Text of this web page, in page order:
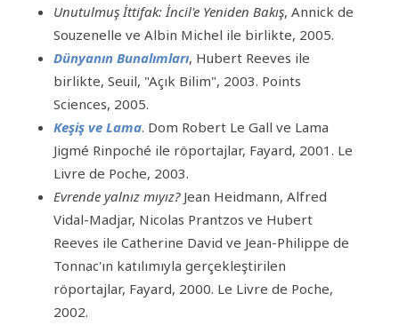
Unutulmuş İttifak: İncil'e Yeniden Bakış, Annick de
Souzenelle ve Albin Michel ile birlikte, 2005.
Dünyanın Bunalımları, Hubert Reeves ile
birlikte, Seuil, "Açık Bilim", 2003. Points
Sciences, 2005.
Keşiş ve Lama. Dom Robert Le Gall ve Lama
Jigmé Rinpoché ile röportajlar, Fayard, 2001. Le
Livre de Poche, 2003.
Evrende yalnız mıyız?Jean Heidmann, Alfred
Vidal-Madjar, Nicolas Prantzos ve Hubert
Reeves ile Catherine David ve Jean-Philippe de
Tonnac'ın katılımıyla gerçekleştirilen
röportajlar, Fayard, 2000. Le Livre de Poche,
2002.